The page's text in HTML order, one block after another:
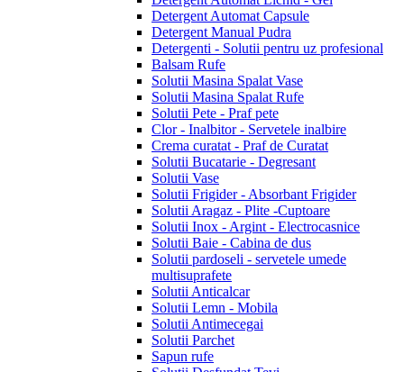
Detergent Automat Capsule
Detergent Manual Pudra
Detergenti - Solutii pentru uz profesional
Balsam Rufe
Solutii Masina Spalat Vase
Solutii Masina Spalat Rufe
Solutii Pete - Praf pete
Clor - Inalbitor - Servetele inalbire
Crema curatat - Praf de Curatat
Solutii Bucatarie - Degresant
Solutii Vase
Solutii Frigider - Absorbant Frigider
Solutii Aragaz - Plite -Cuptoare
Solutii Inox - Argint - Electrocasnice
Solutii Baie - Cabina de dus
Solutii pardoseli - servetele umede
multisuprafete
Solutii Anticalcar
Solutii Lemn - Mobila
Solutii Antimecegai
Solutii Parchet
Sapun rufe